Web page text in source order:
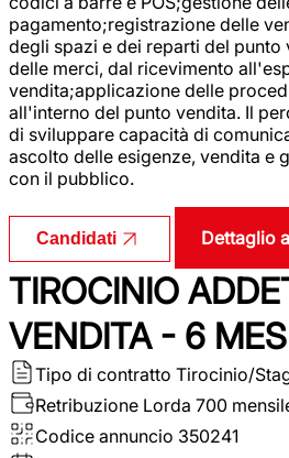
pagamento;registrazione delle
degli spazi e dei reparti del
delle merci, dal ricevimento
vendita;applicazione delle
all'interno del punto vendita. Il
di sviluppare capacità di
ascolto delle esigenze, vendita e
con il pubblico.
Candidati Dettaglio
TIROCINIO
VENDITA - 6
Tipo di contratto Tirocinio/
Retribuzione Lorda 700
Codice annuncio 350241